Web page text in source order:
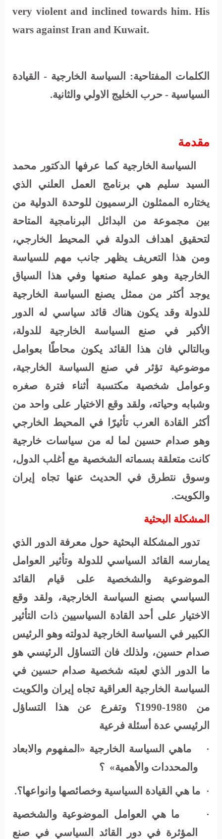
very violent and inclined towards him. His
wars against Iran and Kuwait.
الكلمات المفتاحية: السياسة الخارجية - القيادة
السياسية - حرب الخليج الاولي والثانية.
مقدمة
السياسة الخارجية كما عرفها الدكتور محمد
السيد سليم هي برنامج العمل العلني الذي
يختاره الممثلون الرسميون للوحدة الدولية من
بين مجموعة من البدائل البرنامجية المتاحة
لتحقيق اهداف الدولة في المحيط الخارجي،
ومن هذا التعريف يظهر جانب مهم للسياسة
الخارجية وهو عملية صنعها وفي هذا السياق
يوجد أكثر من ممثل يصنع السياسة الخارجية
للدولة وقد يكون هناك قائد سياسي له الدور
الأكبر في صنع السياسة الخارجية للدولة،
وبالتالي فان هذا القائد يكون محاطًا بعوامل
موضوعية تؤثر في صنع السياسة الخارجية،
وعوامل شخصية مكتسبة أثناء فترة صغره
وشبابه وحياته، ولقد وقع الاختيار على واحد من
أكثر القادة العرب تأثيرًا في المحيط الخارجي
وهو صدام حسين لما له من سياسات خارجية
كانت متعلقة بسماته الشخصية مع أغلب الدول،
وسوق نتطرق في الحديث عنها تجاه إيران
والكويت.
المشكلة البحثية
تدور المشكلة البحثية حول معرفة الدور الذي
يمارسه القائد السياسي للدولة وتأثير العوامل
الموضوعية والشخصية على قيام القائد
السياسي بصنع السياسة الخارجية، ولقد وقع
الاختيار على أحد القادة السياسيين ذات التأثير
الكبير في السياسة الخارجية لدولته وهو الرئيس
صدام حسين، ولذلك فان التساؤل الرئيسي هو
ما الدور الذي لعبته شخصية صدام حسين في
السياسة الخارجية العراقية تجاه إيران والكويت
من 1980-1990؟ وتفرع عن هذا التساؤل
الرئيسي عدة أسئلة فرعية
·
ماهي السياسة الخارجية «المفهوم والابعاد
والمحددات والأهمية» ؟
· ما هي القيادة السياسية وخصائصها وانواعها؟.
·
ما هي العوامل الموضوعية والشخصية
المؤثرة في دور القائد السياسي في صنع